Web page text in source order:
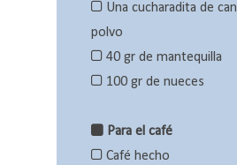
Una cucharadita de
polvo
40 gr de mantequilla
100 gr de nueces
Para el café
Café hecho